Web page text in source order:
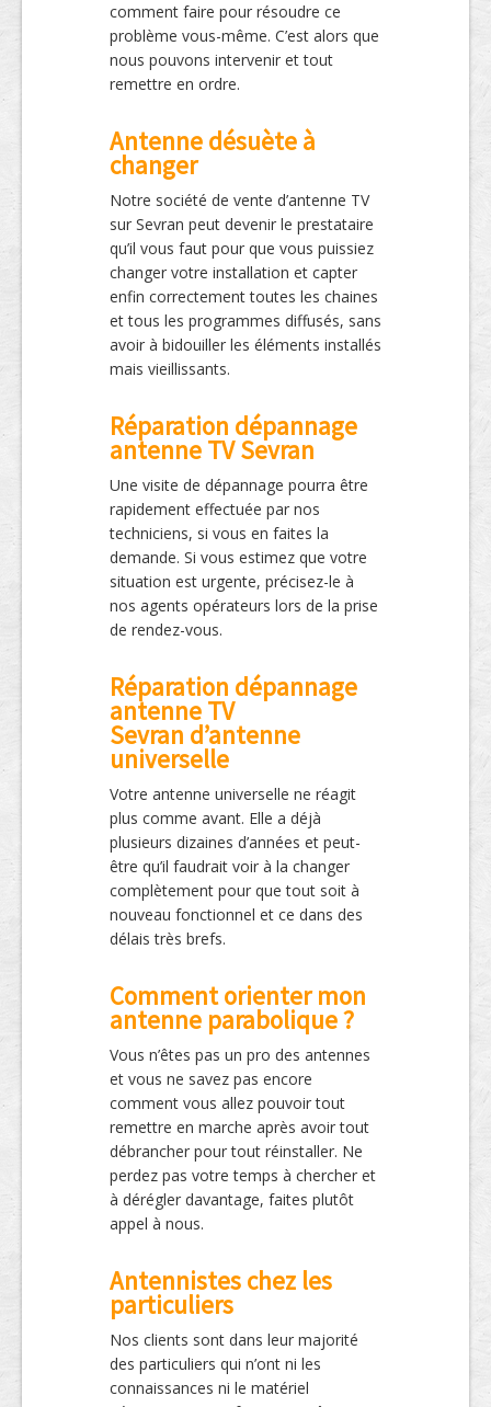
comment faire pour résoudre ce
problème vous-même. C’est alors que
nous pouvons intervenir et tout
remettre en ordre.
Antenne désuète à
changer
Notre société de vente d’antenne TV
sur Sevran peut devenir le prestataire
qu’il vous faut pour que vous puissiez
changer votre installation et capter
enfin correctement toutes les chaines
et tous les programmes diffusés, sans
avoir à bidouiller les éléments installés
mais vieillissants.
Réparation dépannage
antenne TV Sevran
Une visite de dépannage pourra être
rapidement effectuée par nos
techniciens, si vous en faites la
demande. Si vous estimez que votre
situation est urgente, précisez-le à
nos agents opérateurs lors de la prise
de rendez-vous.
Réparation dépannage
antenne TV
Sevran d’antenne
universelle
Votre antenne universelle ne réagit
plus comme avant. Elle a déjà
plusieurs dizaines d’années et peut-
être qu’il faudrait voir à la changer
complètement pour que tout soit à
nouveau fonctionnel et ce dans des
délais très brefs.
Comment orienter mon
antenne parabolique ?
Vous n’êtes pas un pro des antennes
et vous ne savez pas encore
comment vous allez pouvoir tout
remettre en marche après avoir tout
débrancher pour tout réinstaller. Ne
perdez pas votre temps à chercher et
à dérégler davantage, faites plutôt
appel à nous.
Antennistes chez les
particuliers
Nos clients sont dans leur majorité
des particuliers qui n’ont ni les
connaissances ni le matériel